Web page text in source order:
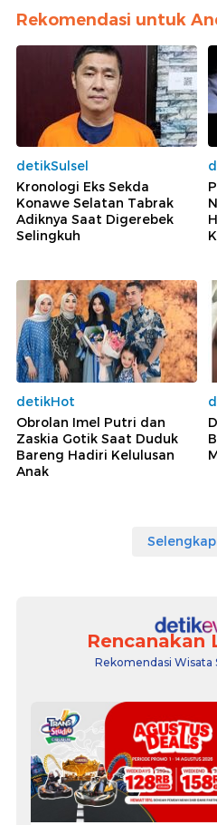
Rekomendasi untuk
detikSulsel
Kronologi Eks Sekda
Konawe Selatan Tabrak
Adiknya Saat Digerebek
Selingkuh
detikHot
Obrolan Imel Putri dan
Zaskia Gotik Saat Duduk
Bareng Hadiri Kelulusan
Anak
Rencanakan
Rekomendasi Wisata